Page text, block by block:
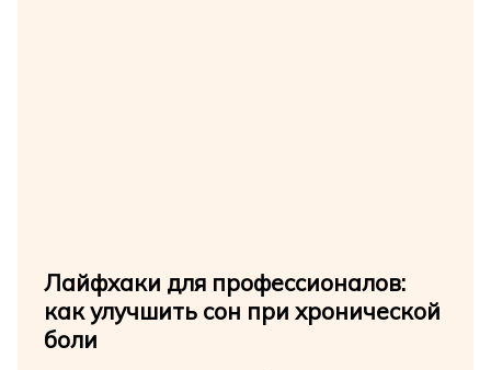
Лайфхаки для профессионалов:
как улучшить сон при хронической
боли